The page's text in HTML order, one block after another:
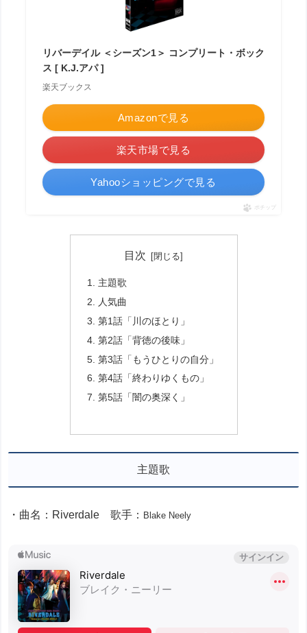
リバーデイル ＜シーズン1＞ コンプリート・ボック
ス [ K.J.アパ ]
楽天ブックス
Amazonで見る
楽天市場で見る
Yahooショッピングで見る
ポチップ
目次
主題歌
人気曲
第1話「川のほとり」
第2話「背徳の後味」
第3話「もうひとりの自分」
第4話「終わりゆくもの」
第5話「闇の奥深く」
主題歌
・曲名：Riverdale 歌手： Blake Neely